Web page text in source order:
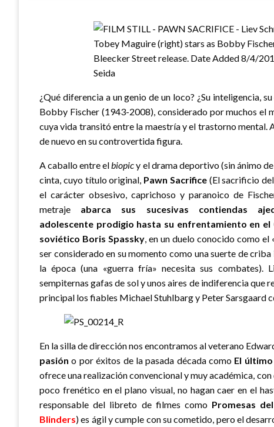
¿Qué diferencia a un genio de un loco? ¿Su inteligencia,
Bobby Fischer (1943-2008), considerado por muchos el
cuya vida transitó entre la maestría y el trastorno mental.
de nuevo en su controvertida figura.
A caballo entre elbiopicy el drama deportivo (sin ánimo
cinta, cuyo título original, Pawn Sacrifice (El sacrificio
el carácter obsesivo, caprichoso y paranoico de
metraje abarca sus sucesivas contiendas
adolescente prodigio hasta su enfrentamiento en
soviético Boris Spassky, en un duelo conocido como el
ser considerado en su momento como una suerte de
la época (una «guerra fría» necesita sus combates).
sempiternas gafas de sol y unos aires de indiferencia que
principal los fiables Michael Stuhlbarg y Peter Sarsgaard
En la silla de dirección nos encontramos al veterano
pasión o por éxitos de la pasada década como El
ofrece una realización convencional y muy académica,
poco frenético en el plano visual, no hagan caer en el
responsable del libreto de filmes como Promesas
Blinders) es ágil y cumple con su cometido, pero el